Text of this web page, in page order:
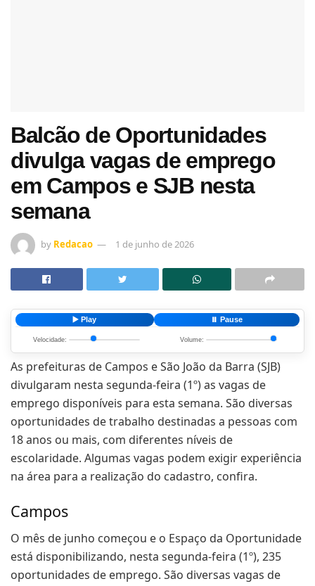
Balcão de Oportunidades
divulga vagas de emprego
em Campos e SJB nesta
semana
by Redacao 1 de junho de 2026
▶️ Play ⏸️ Pause
Velocidade: Volume:
As prefeituras de Campos e São João da Barra (SJB)
divulgaram nesta segunda-feira (1º) as vagas de
emprego disponíveis para esta semana. São diversas
oportunidades de trabalho destinadas a pessoas com
18 anos ou mais, com diferentes níveis de
escolaridade. Algumas vagas podem exigir experiência
na área para a realização do cadastro, confira.
Campos
O mês de junho começou e o Espaço da Oportunidade
está disponibilizando, nesta segunda-feira (1º), 235
oportunidades de emprego. São diversas vagas de